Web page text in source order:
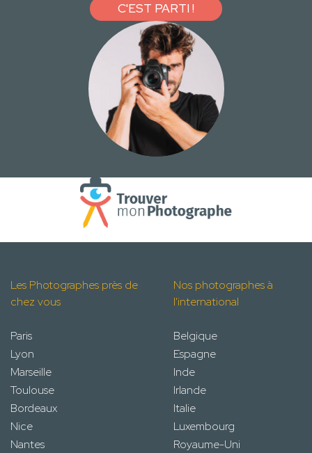
C'EST PARTI !
Les Photographes près de
chez vous
Paris
Lyon
Marseille
Toulouse
Bordeaux
Nice
Nantes
Nos photographes à
l'international
Belgique
Espagne
Inde
Irlande
Italie
Luxembourg
Royaume-Uni